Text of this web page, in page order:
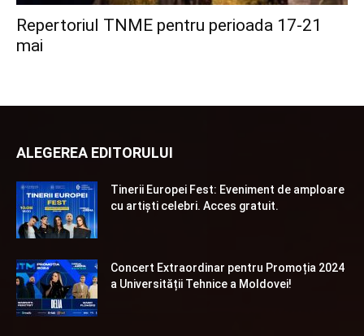
Repertoriul TNME pentru perioada 17-21
mai
ALEGEREA EDITORULUI
Tinerii Europei Fest: Eveniment de amploare
cu artiști celebri. Acces gratuit.
Concert Extraordinar pentru Promoția 2024
a Universității Tehnice a Moldovei!